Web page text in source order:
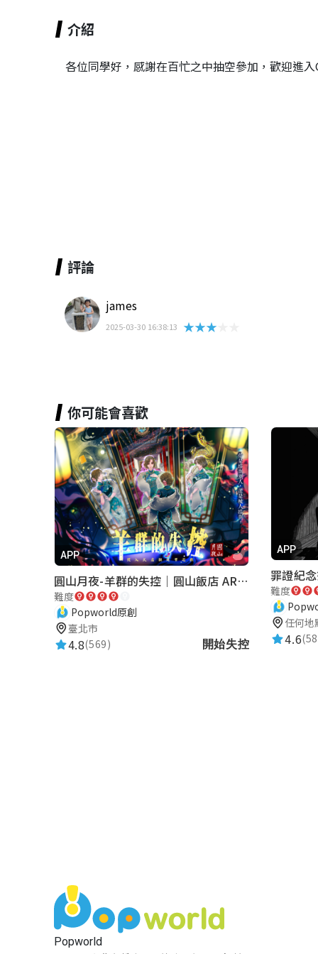
介紹
各位同學好，感謝在百忙之中抽空參加，歡迎進
評論
james
2025-03-30 16:38:13 ★★★★★
你可能會喜歡
APP
圓山月夜-羊群的失控｜圓山飯店 ARG實境解謎遊戲
難度
Popworld原創
臺北市
4.8(569) 開始失控
APP
難度
任何地
4.6
Popworld